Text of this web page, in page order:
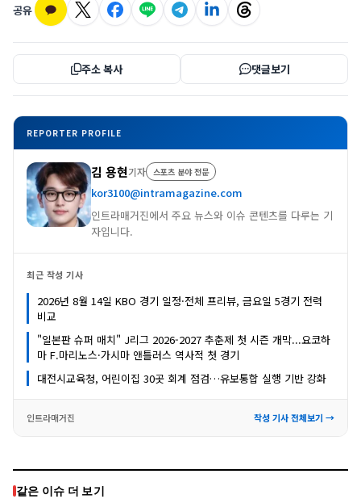
공유
주소 복사 댓글보기
REPORTER PROFILE
김 용현기자 스포츠 분야 전문
kor3100@intramagazine.com
인트라매거진에서 주요 뉴스와 이슈 콘텐츠를 다루는 기
자입니다.
최근 작성 기사
2026년 8월 14일 KBO 경기 일정·전체 프리뷰, 금요일 5경기 전력
비교
"일본판 슈퍼 매치" J리그 2026-2027 추춘제 첫 시즌 개막...요코하
마 F.마리노스·가시마 앤틀러스 역사적 첫 경기
대전시교육청, 어린이집 30곳 회계 점검…유보통합 실행 기반 강화
인트라매거진 작성 기사 전체보기 →
같은 이슈 더 보기